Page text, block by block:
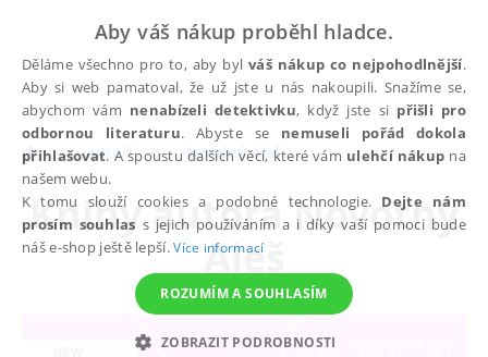
autoři Novotný Aleš
Knihy autoraNovotný
Aleš
Aby váš nákup proběhl hladce.
Děláme všechno pro to, aby bylváš nákup co nejpohodlnější.
Aby si web pamatoval, že už jste u nás nakoupili. Snažíme se,
abychom vám nenabízeli detektivku, když jste si přišli pro
odbornou literaturu. Abyste se nemuseli pořád dokola
přihlašovat. A spoustu dalších věcí, které vám ulehčí nákup na
našem webu.
K tomu slouží cookies a podobné technologie. Dejte nám
prosím souhlas s jejich používáním a i díky vaší pomoci bude
náš e-shop ještě lepší.Více informací
ROZUMÍM A SOUHLASÍM
ZOBRAZIT PODROBNOSTI